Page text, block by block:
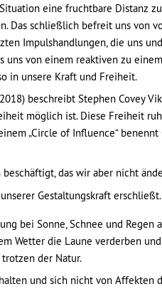
eine fruchtbare Distanz
Das schließlich befreit uns von
Impulshandlungen, die uns
uns von einem reaktiven zu einem
in unsere Kraft und Freiheit.
beschreibt Stephen Covey
möglich ist. Diese Freiheit
„Circle of Influence“
das wir aber nicht
Gestaltungskraft erschließt.
bei Sonne, Schnee und Regen
Wetter die Laune verderben
der Natur.
und sich nicht von